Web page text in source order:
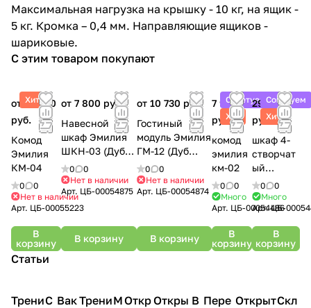
Максимальная нагрузка на крышку - 10 кг, на ящик -
5 кг. Кромка – 0,4 мм. Направляющие ящиков -
шариковые.
С этим товаром покупают
Хит
от 14 500
руб.
Комод
Эмилия
КМ-04
0
0
Нет в наличии
Арт. ЦБ-00055223
В
корзину
от 7 800 руб.
Навесной
шкаф Эмилия
ШКН-03 (Дуб
смоки/Айриш)
0
0
Нет в наличии
Арт. ЦБ-00054875
В корзину
от 10 730 руб.
Гостиный
модуль Эмилия
ГМ-12 (Дуб
смоки/Айриш)
0
0
Нет в наличии
Арт. ЦБ-00054874
В корзину
Советуем
Хит
7 990
руб.
комод
эмилия
км-02
0
0
Много
Арт. ЦБ-00054486
В
корзину
Советуем
Хит
29 700
руб.
шкаф 4-
створчат
ый
эмилия
шк-11
0
0
Много
Арт.ЦБ-
В
корзину
Статьи
ТрениС ВакТрениМОткрОткры В Пере ОткрытСкл